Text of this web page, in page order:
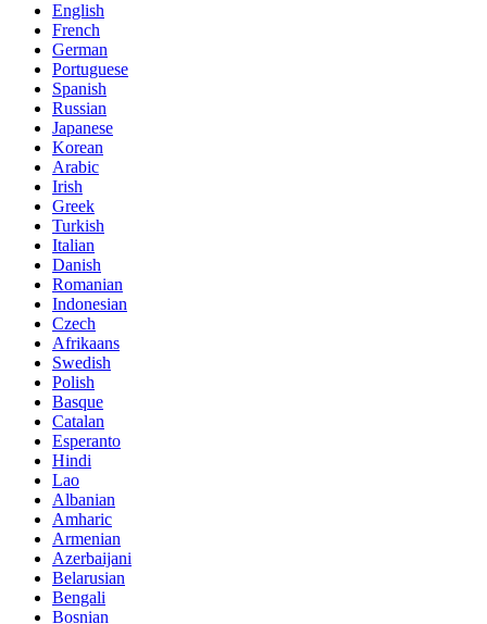
English
French
German
Portuguese
Spanish
Russian
Japanese
Korean
Arabic
Irish
Greek
Turkish
Italian
Danish
Romanian
Indonesian
Czech
Afrikaans
Swedish
Polish
Basque
Catalan
Esperanto
Hindi
Lao
Albanian
Amharic
Armenian
Azerbaijani
Belarusian
Bengali
Bosnian